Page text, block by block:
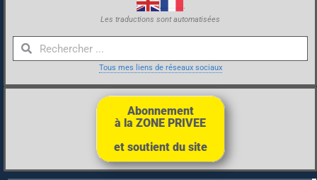
Les traductions sont automatisées
Tous mes liens de réseaux sociaux
Abonnement
à la ZONE PRIVEE
et soutient du site